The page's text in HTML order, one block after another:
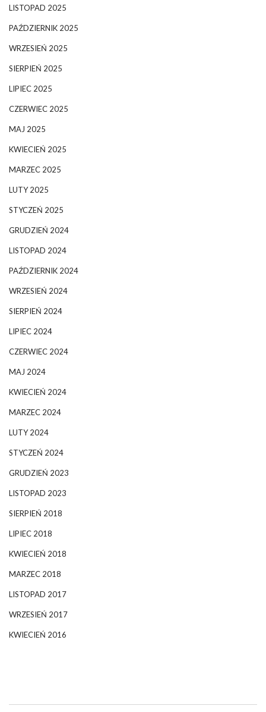
LISTOPAD 2025
PAŹDZIERNIK 2025
WRZESIEŃ 2025
SIERPIEŃ 2025
LIPIEC 2025
CZERWIEC 2025
MAJ 2025
KWIECIEŃ 2025
MARZEC 2025
LUTY 2025
STYCZEŃ 2025
GRUDZIEŃ 2024
LISTOPAD 2024
PAŹDZIERNIK 2024
WRZESIEŃ 2024
SIERPIEŃ 2024
LIPIEC 2024
CZERWIEC 2024
MAJ 2024
KWIECIEŃ 2024
MARZEC 2024
LUTY 2024
STYCZEŃ 2024
GRUDZIEŃ 2023
LISTOPAD 2023
SIERPIEŃ 2018
LIPIEC 2018
KWIECIEŃ 2018
MARZEC 2018
LISTOPAD 2017
WRZESIEŃ 2017
KWIECIEŃ 2016